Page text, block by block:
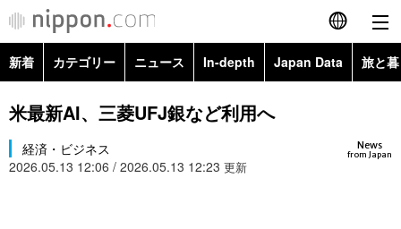
English
カテゴリー
新着 カテゴリー ニュース In-depth Japan Data 旅と
政治・外交
経済・ビジネス Images
米最新AI、三菱UFJ銀など利用へ
News
from Japan
経済・ビジネス
2026.05.13 12:06 / 2026.05.13 12:23 更新